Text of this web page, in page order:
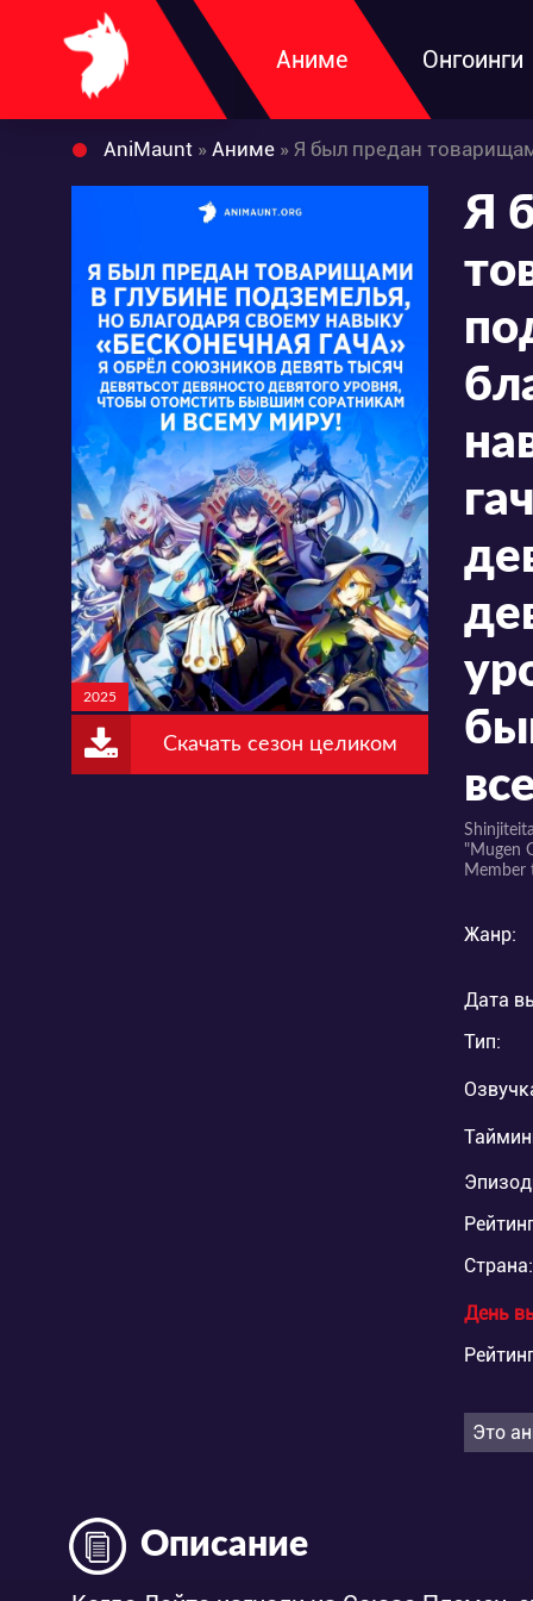
Аниме Онгоинги
AniMaunt » Аниме » Я был предан товарищами в глубине подземелья, но благодаря своему
2025
Скачать сезон целиком
Я
"Mugen
Member
Жанр:
Дата
Тип:
Страна:
День
Это
Описание